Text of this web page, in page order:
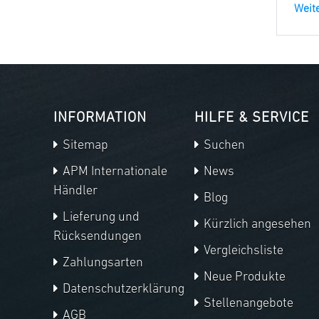
INFORMATION
Sitemap
APM Internationale
Händler
Lieferung und
Rücksendungen
Zahlungsarten
Datenschutzerklärung
AGB
HILFE & SERVICE
Suchen
News
Blog
Kürzlich angesehen
Vergleichsliste
Neue Produkte
Stellenangebote